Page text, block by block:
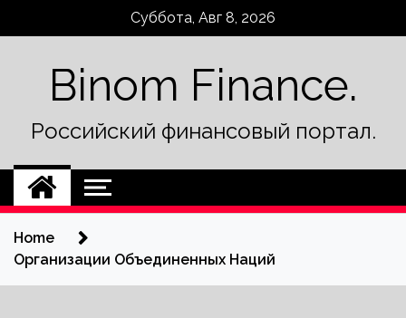
Суббота, Авг 8, 2026
Binom Finance.
Российский финансовый портал.
Home
Организации Объединенных Наций